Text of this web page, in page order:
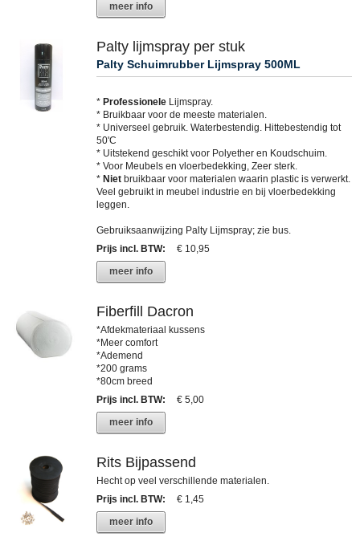
meer info
Palty lijmspray per stuk
Palty Schuimrubber Lijmspray 500ML
* Professionele Lijmspray.
* Bruikbaar voor de meeste materialen.
* Universeel gebruik. Waterbestendig. Hittebestendig tot
50'C
* Uitstekend geschikt voor Polyether en Koudschuim.
* Voor Meubels en vloerbedekking, Zeer sterk.
* Niet bruikbaar voor materialen waarin plastic is verwerkt.
Veel gebruikt in meubel industrie en bij vloerbedekking
leggen.
Gebruiksaanwijzing Palty Lijmspray; zie bus.
Prijs incl. BTW:
€ 10,95
meer info
Fiberfill Dacron
*Afdekmateriaal kussens
*Meer comfort
*Ademend
*200 grams
*80cm breed
Prijs incl. BTW:
€ 5,00
meer info
Rits Bijpassend
Hecht op veel verschillende materialen.
Prijs incl. BTW:
€ 1,45
meer info